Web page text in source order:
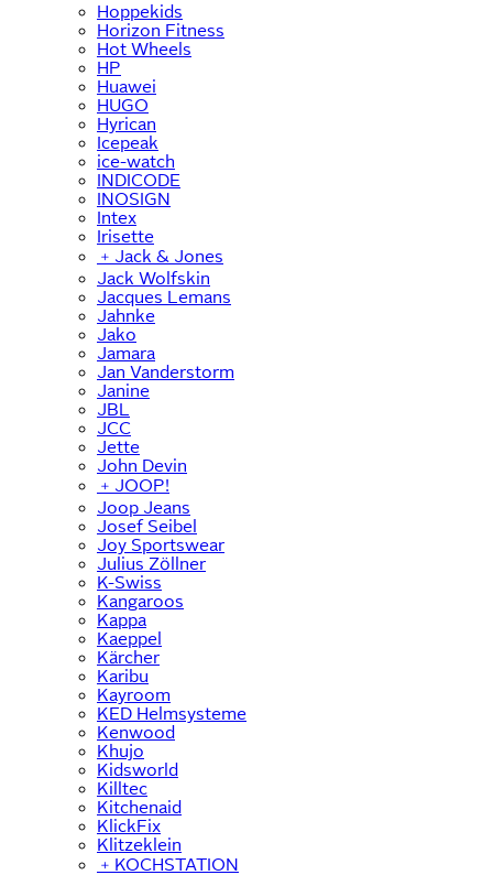
Hoppekids
Horizon Fitness
Hot Wheels
HP
Huawei
HUGO
Hyrican
Icepeak
ice-watch
INDICODE
INOSIGN
Intex
Irisette
﹢ Jack & Jones
Jack Wolfskin
Jacques Lemans
Jahnke
Jako
Jamara
Jan Vanderstorm
Janine
JBL
JCC
Jette
John Devin
﹢ JOOP!
Joop Jeans
Josef Seibel
Joy Sportswear
Julius Zöllner
K-Swiss
Kangaroos
Kappa
Kaeppel
Kärcher
Karibu
Kayroom
KED Helmsysteme
Kenwood
Khujo
Kidsworld
Killtec
Kitchenaid
KlickFix
Klitzeklein
﹢ KOCHSTATION